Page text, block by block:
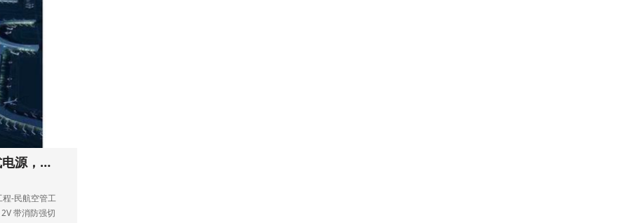
中标 郑州新郑国际机场三期扩建工程机架式电源，门禁集中供电项目
-民航空管工
带消防强切